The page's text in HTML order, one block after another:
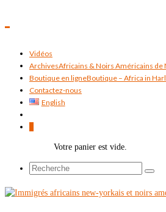
Vidéos
ArchivesAfricains & Noirs Américains de
Boutique en ligneBoutique – Africa in
Contactez-nous
English
Votre panier est vide.
Rechercher :